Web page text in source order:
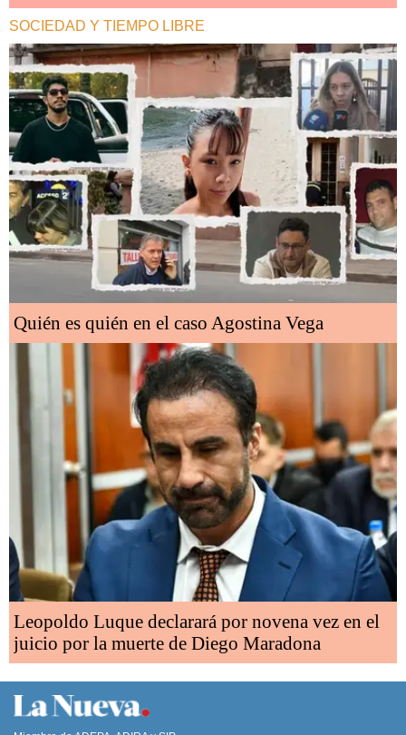
SOCIEDAD Y TIEMPO LIBRE
Quién es quién en el caso Agostina Vega
Leopoldo Luque declarará por novena vez en el
juicio por la muerte de Diego Maradona